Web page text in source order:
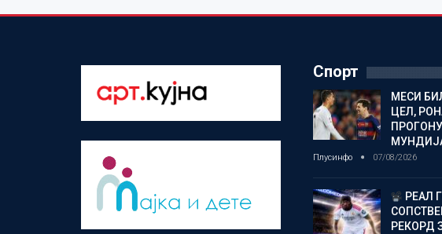
Спорт
МЕСИ
ЦЕЛ,
Плусинфо 07/08/2026
РЕАЛ
РЕКОРД